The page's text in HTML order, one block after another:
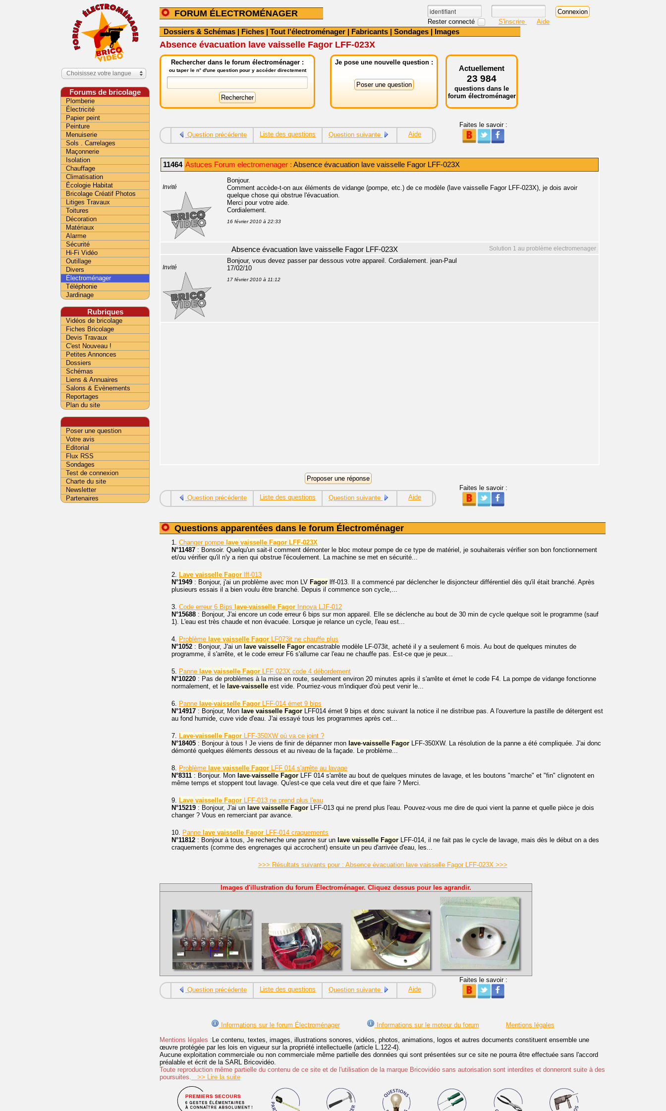
FORUM ÉLECTROMÉNAGER
Rester connecté S'inscrire Aide
Dossiers & Schémas | Fiches | Tout l'électroménager | Fabricants | Sondages | Images
Absence évacuation lave vaisselle Fagor LFF-023X
Rechercher dans le forum électroménager :
ou taper le n° d'une question pour y accéder directement
Je pose une nouvelle question :
Actuellement
23 984
questions dans le
forum électroménager
Question précédente Liste des questions Question suivante Aide
Faites le savoir :
11464 Astuces Forum electromenager : Absence évacuation lave vaisselle Fagor LFF-023X
Invité
Bonjour.
Comment accède-t-on aux éléments de vidange (pompe, etc.) de ce modèle (lave vaisselle Fagor LFF-023X), je dois avoir
quelque chose qui obstrue l'évacuation.
Merci pour votre aide.
Cordialement.
16 février 2010 à 22:33
Solution 1 au problème electromenager
Absence évacuation lave vaisselle Fagor LFF-023X
Invité
Bonjour, vous devez passer par dessous votre appareil. Cordialement. jean-Paul
17/02/10
17 février 2010 à 11:12
Question précédente Liste des questions Question suivante Aide
Faites le savoir :
Questions apparentées dans le forum Électroménager
1. Changer pompe lave vaisselle Fagor LFF-023X
N°11487 : Bonsoir. Quelqu'un sait-il comment démonter le bloc moteur pompe de ce type de matériel, je souhaiterais vérifier son bon fonctionnement
et/ou vérifier qu'il n'y a rien qui obstrue l'écoulement. La machine se met en sécurité...
2. Lave vaisselle Fagor lff-013
N°1949 : Bonjour, j'ai un problème avec mon LV Fagor lff-013. Il a commencé par déclencher le disjoncteur différentiel dès qu'il était branché. Après
plusieurs essais il a bien voulu être branché. Depuis il commence son cycle,...
3. Code erreur 6 Bips lave-vaisselle Fagor Innova LJF-012
N°15688 : Bonjour, J'ai encore un code erreur 6 bips sur mon appareil. Elle se déclenche au bout de 30 min de cycle quelque soit le programme (sauf
1). L'eau est très chaude et non évacuée. Lorsque je relance un cycle, l'eau est...
4. Problème lave vaisselle Fagor LF073it ne chauffe plus
N°1052 : Bonjour, J'ai un lave vaisselle Fagor encastrable modèle LF-073it, acheté il y a seulement 6 mois. Au bout de quelques minutes de
programme, il s'arrête, et le code erreur F6 s'allume car l'eau ne chauffe pas. Est-ce que je peux...
5. Panne lave vaisselle Fagor LFF 023X code 4 débordement
N°10220 : Pas de problèmes à la mise en route, seulement environ 20 minutes après il s'arrête et émet le code F4. La pompe de vidange fonctionne
normalement, et le lave-vaisselle est vide. Pourriez-vous m'indiquer d'où peut venir le...
6. Panne lave-vaisselle Fagor LFF-014 émet 9 bips
N°14917 : Bonjour, Mon lave vaisselle Fagor LFF014 émet 9 bips et donc suivant la notice il ne distribue pas. A l'ouverture la pastille de détergent est
au fond humide, cuve vide d'eau. J'ai essayé tous les programmes après cet...
7. Lave-vaisselle Fagor LFF-350XW où va ce joint ?
N°18405 : Bonjour à tous ! Je viens de finir de dépanner mon lave-vaisselle Fagor LFF-350XW. La résolution de la panne a été compliquée. J'ai donc
démonté quelques éléments dessous et au niveau de la façade. Le problème...
8. Problème lave vaisselle Fagor LFF 014 s'arrête au lavage
N°8311 : Bonjour. Mon lave-vaisselle Fagor LFF 014 s'arrête au bout de quelques minutes de lavage, et les boutons "marche" et "fin" clignotent en
même temps et stoppent tout lavage. Qu'est-ce que cela veut dire et que faire ? Merci.
9. Lave vaisselle Fagor LFF-013 ne prend plus l'eau
N°15219 : Bonjour, J'ai un lave vaisselle Fagor LFF-013 qui ne prend plus l'eau. Pouvez-vous me dire de quoi vient la panne et quelle pièce je dois
changer ? Vous en remerciant par avance.
10. Panne lave vaisselle Fagor LFF-014 craquements
N°11812 : Bonjour à tous, Je recherche une panne sur un lave vaisselle Fagor LFF-014, il ne fait pas le cycle de lavage, mais dès le début on a des
craquements (comme des engrenages qui accrochent) ensuite un peu d'arrivée d'eau, les...
>>> Résultats suivants pour : Absence évacuation lave vaisselle Fagor LFF-023X >>>
Images d'illustration du forum Électroménager. Cliquez dessus pour les agrandir.
Question précédente Liste des questions Question suivante Aide
Faites le savoir :
Informations sur le forum Électroménager Informations sur le moteur du forum
Mentions légales
Mentions légales :Le contenu, textes, images, illustrations sonores, vidéos, photos, animations, logos et autres documents constituent ensemble une
œuvre protégée par les lois en vigueur sur la propriété intellectuelle (article L.122-4).
Aucune exploitation commerciale ou non commerciale même partielle des données qui sont présentées sur ce site ne pourra être effectuée sans l'accord
préalable et écrit de la SARL Bricovidéo.
Toute reproduction même partielle du contenu de ce site et de l'utilisation de la marque Bricovidéo sans autorisation sont interdites et donneront suite à des
poursuites.
>> Lire la suite
Choisissez votre langue
Forums de bricolage
Plomberie
Électricité
Papier peint
Peinture
Menuiserie
Sols . Carrelages
Maçonnerie
Isolation
Chauffage
Climatisation
Écologie Habitat
Bricolage Créatif Photos
Litiges Travaux
Toitures
Décoration
Matériaux
Alarme
Sécurité
Hi-Fi Vidéo
Outillage
Divers
Électroménager
Téléphonie
Jardinage
Rubriques
Vidéos de bricolage
Fiches Bricolage
Devis Travaux
C'est Nouveau !
Petites Annonces
Dossiers
Schémas
Liens & Annuaires
Salons & Evènements
Reportages
Plan du site
Poser une question
Votre avis
Editorial
Flux RSS
Sondages
Test de connexion
Charte du site
Newsletter
Partenaires